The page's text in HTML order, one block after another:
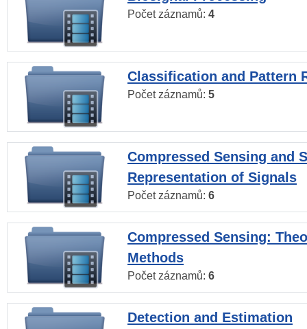
Počet záznamů: 4
Classification and Pattern
Počet záznamů: 5
Compressed Sensing and
Representation of Signals
Počet záznamů: 6
Compressed Sensing:
Methods
Počet záznamů: 6
Detection and Estimation